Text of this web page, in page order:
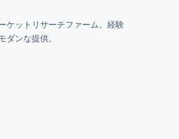
ケットリサーチファーム。経験
ダンな提供。